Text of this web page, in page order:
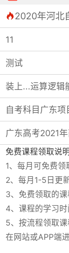
2020年河北
11
测试
装上...运算逻辑
自考科目广东
广东高考2021
免费课程领取说明
1、每月可免费领
2、每月1-5日更
3、免费领取的课
4、课程的学习时
5、按流程领取
在网站或APP端